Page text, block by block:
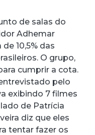
de salas do
Adhemar
10,5% das
O grupo,
cumprir a cota.
pelo
exibindo 7 filmes
de Patrícia
diz que eles
tentar fazer os